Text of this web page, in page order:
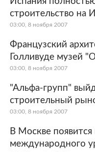
строительство на
03:00, 8 ноября 2007
Французский
Голливуде музей
03:00, 8 ноября 2007
"Альфа-групп"
строительный
03:00, 8 ноября 2007
В Москве
международного